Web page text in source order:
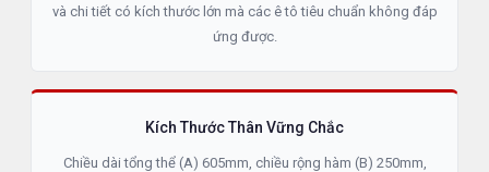
và chi tiết có kích thước lớn mà các ê tô tiêu chuẩn không đáp
ứng được.
Kích Thước Thân Vững Chắc
Chiều dài tổng thể (A) 605mm, chiều rộng hàm (B) 250mm,